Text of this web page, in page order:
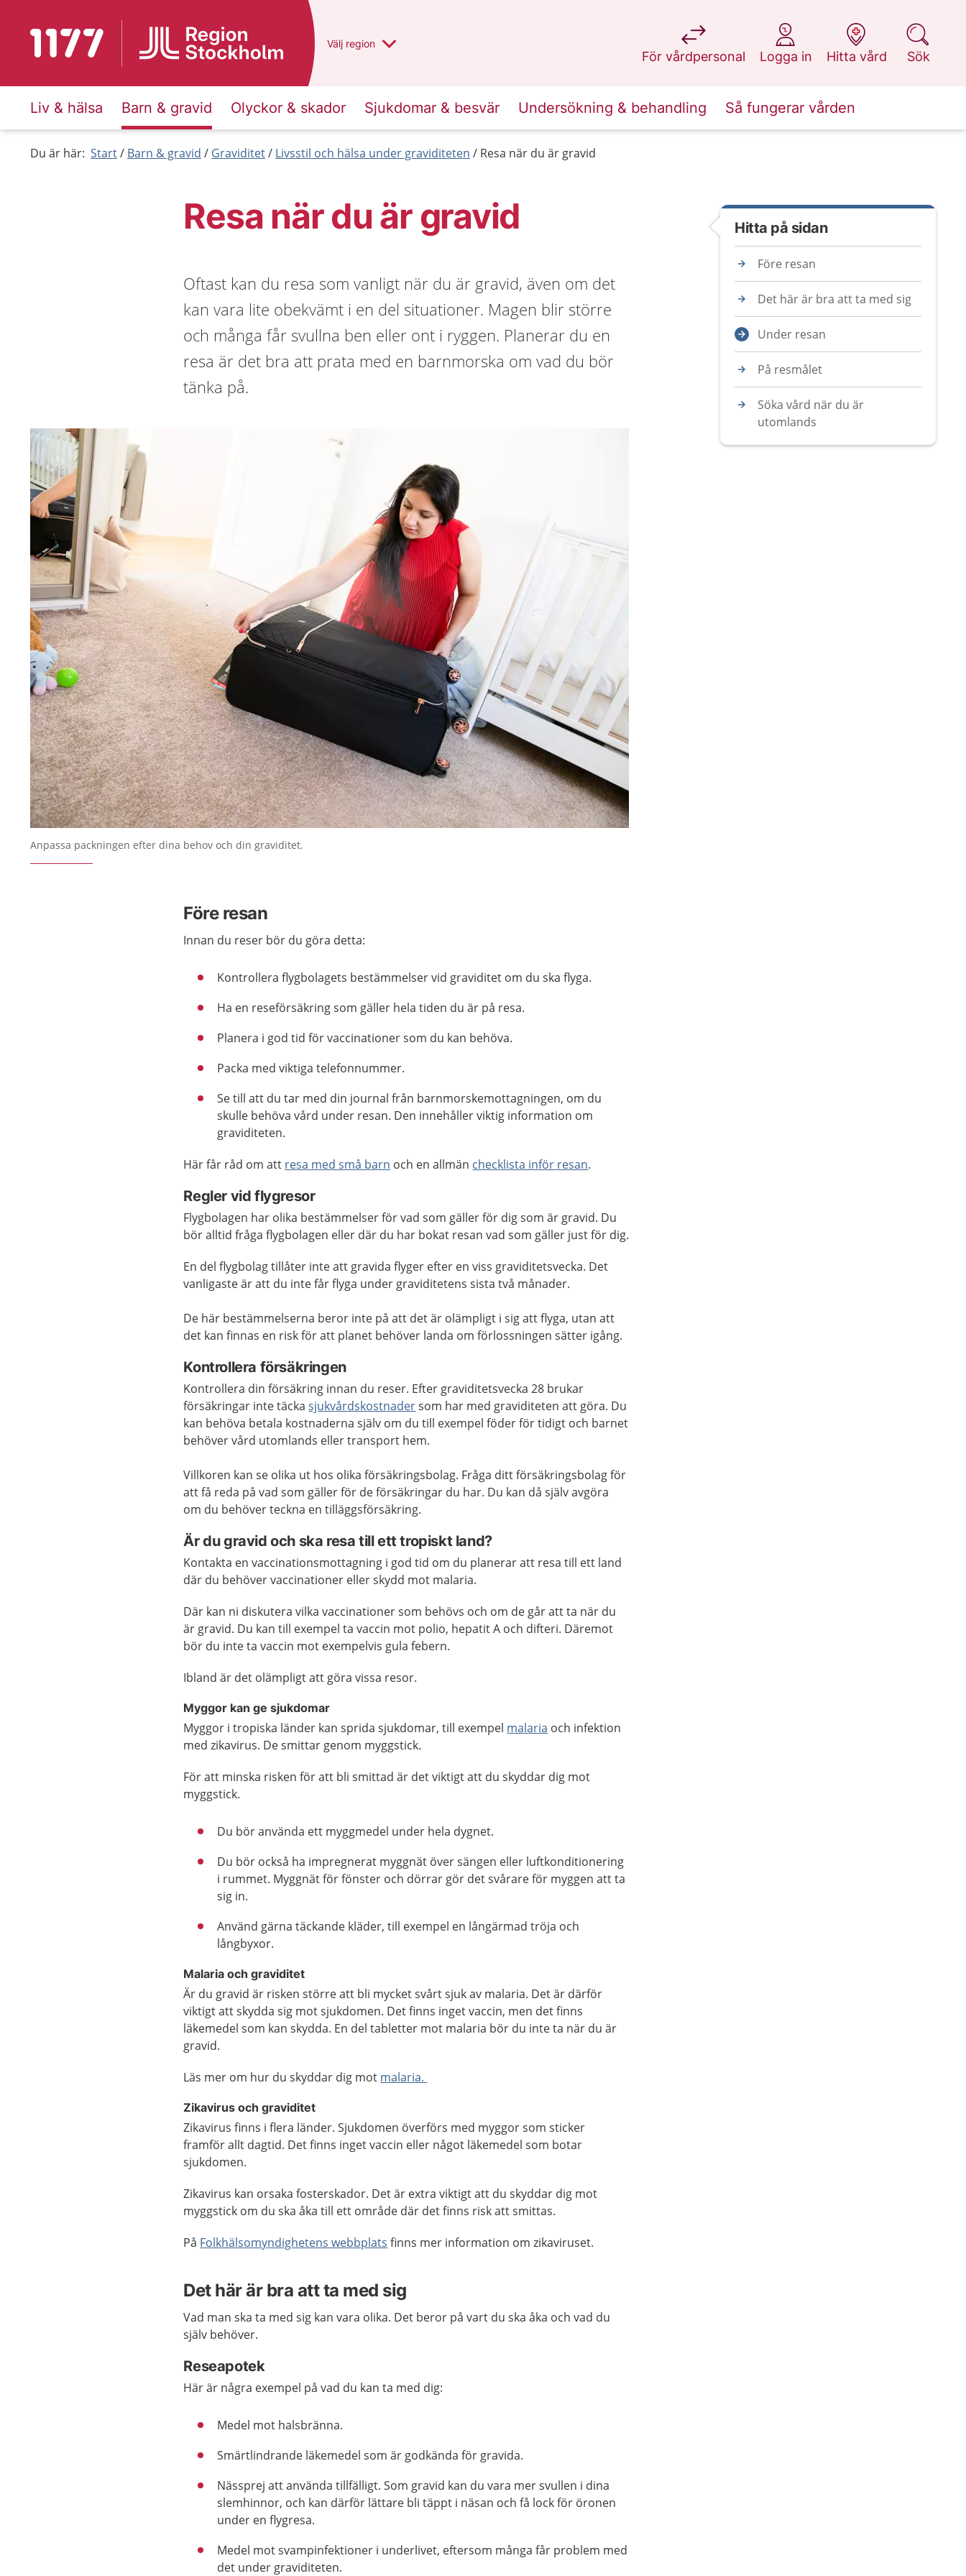
Till startsidan för 1177 Du har valt region
Välj en annan
region
För vårdpersonal
på 1177.se
Logga in
på 1177.se
Hitta vård
på 1177.se
Sök
på 1177.se
Liv & hälsa Barn & gravid Olyckor & skador Sjukdomar & besvär Undersökning & behandling Så fungerar vården
Du är här: Start Barn & gravid Graviditet Livsstil och hälsa under graviditeten Resa när du är gravid
Resa när du är gravid
Oftast kan du resa som vanligt när du är gravid, även om det
kan vara lite obekvämt i en del situationer. Magen blir större
och många får svullna ben eller ont i ryggen. Planerar du en
resa är det bra att prata med en barnmorska om vad du bör
tänka på.
Anpassa packningen efter dina behov och din graviditet.
Före resan
Innan du reser bör du göra detta:
Kontrollera flygbolagets bestämmelser vid graviditet om du ska flyga.
Ha en reseförsäkring som gäller hela tiden du är på resa.
Planera i god tid för vaccinationer som du kan behöva.
Packa med viktiga telefonnummer.
Se till att du tar med din journal från barnmorskemottagningen, om du
skulle behöva vård under resan. Den innehåller viktig information om
graviditeten.
Här får råd om att resa med små barn och en allmän checklista inför resan.
Regler vid flygresor
Flygbolagen har olika bestämmelser för vad som gäller för dig som är gravid. Du
bör alltid fråga flygbolagen eller där du har bokat resan vad som gäller just för dig.
En del flygbolag tillåter inte att gravida flyger efter en viss graviditetsvecka. Det
vanligaste är att du inte får flyga under graviditetens sista två månader.
De här bestämmelserna beror inte på att det är olämpligt i sig att flyga, utan att
det kan finnas en risk för att planet behöver landa om förlossningen sätter igång.
Kontrollera försäkringen
Kontrollera din försäkring innan du reser. Efter graviditetsvecka 28 brukar
försäkringar inte täckasjukvårdskostnadersom har med graviditeten att göra. Du
kan behöva betala kostnaderna själv om du till exempel föder för tidigt och barnet
behöver vård utomlands eller transport hem.
Villkoren kan se olika ut hos olika försäkringsbolag. Fråga ditt försäkringsbolag för
att få reda på vad som gäller för de försäkringar du har. Du kan då själv avgöra
om du behöver teckna en tilläggsförsäkring.
Är du gravid och ska resa till ett tropiskt land?
Kontakta en vaccinationsmottagning i god tid om du planerar att resa till ett land
där du behöver vaccinationer eller skydd mot malaria.
Där kan ni diskutera vilka vaccinationer som behövs och om de går att ta när du
är gravid. Du kan till exempel ta vaccin mot polio, hepatit A och difteri. Däremot
bör du inte ta vaccin mot exempelvis gula febern.
Ibland är det olämpligt att göra vissa resor.
Myggor kan ge sjukdomar
Myggor i tropiska länder kan sprida sjukdomar, till exempel malaria och infektion
med zikavirus. De smittar genom myggstick.
För att minska risken för att bli smittad är det viktigt att du skyddar dig mot
myggstick.
Du bör använda ett myggmedel under hela dygnet.
Du bör också ha impregnerat myggnät över sängen eller luftkonditionering
i rummet. Myggnät för fönster och dörrar gör det svårare för myggen att ta
sig in.
Använd gärna täckande kläder, till exempel en långärmad tröja och
långbyxor.
Malaria och graviditet
Är du gravid är risken större att bli mycket svårt sjuk av malaria. Det är därför
viktigt att skydda sig mot sjukdomen. Det finns inget vaccin, men det finns
läkemedel som kan skydda. En del tabletter mot malaria bör du inte ta när du är
gravid.
Läs mer om hur du skyddar dig mot malaria.
Zikavirus och graviditet
Zikavirus finns i flera länder. Sjukdomen överförs med myggor som sticker
framför allt dagtid. Det finns inget vaccin eller något läkemedel som botar
sjukdomen.
Zikavirus kan orsaka fosterskador. Det är extra viktigt att du skyddar dig mot
myggstick om du ska åka till ett område där det finns risk att smittas.
På Folkhälsomyndighetens webbplats finns mer information om zikaviruset.
Det här är bra att ta med sig
Vad man ska ta med sig kan vara olika. Det beror på vart du ska åka och vad du
själv behöver.
Reseapotek
Här är några exempel på vad du kan ta med dig:
Medel mot halsbränna.
Smärtlindrande läkemedel som är godkända för gravida.
Nässprej att använda tillfälligt. Som gravid kan du vara mer svullen i dina
slemhinnor, och kan därför lättare bli täppt i näsan och få lock för öronen
under en flygresa.
Medel mot svampinfektioner i underlivet, eftersom många får problem med
det under graviditeten.
Hitta på sidan
Före resan
Det här är bra att ta med sig
Under resan
På resmålet
Söka vård när du är
utomlands